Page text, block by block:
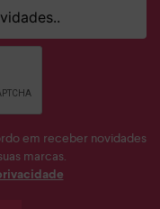
em receber novidades
marcas.